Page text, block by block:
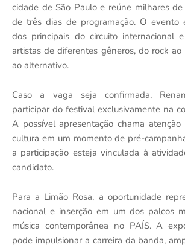
cidade de São Paulo e reúne milhares
de três dias de programação. O evento
dos principais do circuito internacional
artistas de diferentes gêneros, do rock
ao alternativo.
Caso a vaga seja confirmada,
participar do festival exclusivamente na
A possível apresentação chama
cultura em um momento de pré-
a participação esteja vinculada à
candidato.
Para a Limão Rosa, a oportunidade
nacional e inserção em um dos palcos
música contemporânea no PAÍS. A
pode impulsionar a carreira da banda,